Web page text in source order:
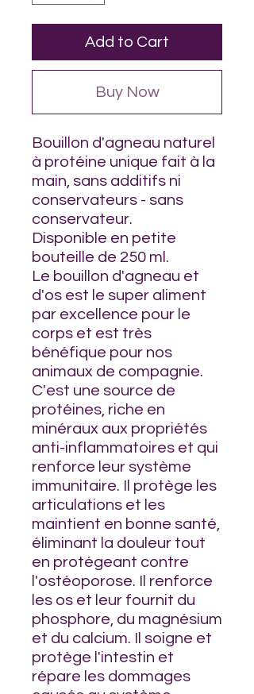
Add to Cart
Buy Now
Bouillon d'agneau naturel
à protéine unique fait à la
main, sans additifs ni
conservateurs - sans
conservateur.
Disponible en petite
bouteille de 250 ml.
Le bouillon d'agneau et
d'os est le super aliment
par excellence pour le
corps et est très
bénéfique pour nos
animaux de compagnie.
C'est une source de
protéines, riche en
minéraux aux propriétés
anti-inflammatoires et qui
renforce leur système
immunitaire. Il protège les
articulations et les
maintient en bonne santé,
éliminant la douleur tout
en protégeant contre
l'ostéoporose. Il renforce
les os et leur fournit du
phosphore, du magnésium
et du calcium. Il soigne et
protège l'intestin et
répare les dommages